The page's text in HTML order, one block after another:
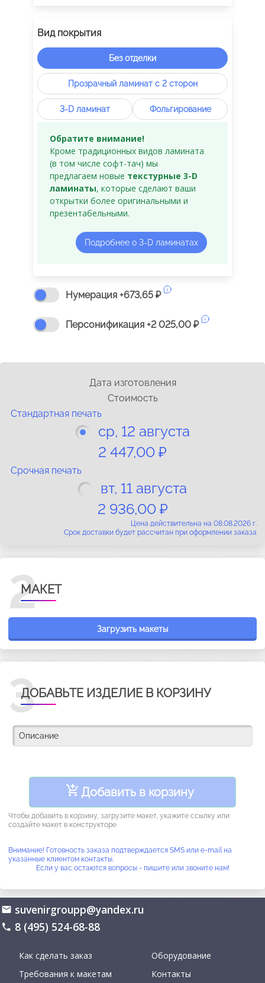
Вид покрытия
Без отделки
Прозрачный ламинат c 2 сторон
3-D ламинат Фольгирование
Обратите внимание!
Кроме традиционных видов ламината
(в том числе софт-тач) мы
предлагаем новые текстурные 3-D
ламинаты, которые сделают ваши
открытки более оригинальными и
презентабельными.
Подробнее о 3-D ламинатах
Нумерация +673,65 ₽
Персонификация +2 025,00 ₽
Дата изготовления
Стоимость
Cтандартная печать
ср, 12 августа
2 447,00 ₽
Срочная печать
вт, 11 августа
2 936,00 ₽
Цена действительна на 08.08.2026 г.
Срок доставки будет рассчитан при оформлении заказа
2
МАКЕТ
Загрузить макеты
3
ДОБАВЬТЕ ИЗДЕЛИЕ В КОРЗИНУ
Добавить в корзину
Чтобы добавить в корзину, загрузите макет, укажите ссылку или
создайте макет в конструкторе
Внимание! Готовность заказа подтверждается SMS или e-mail на
указанные клиентом контакты.
Если у вас остаются вопросы - пишите или звоните нам!
suvenirgroupp@yandex.ru
8 (495) 524-68-88
Как сделать заказ
Требования к макетам
Оборудование
Контакты